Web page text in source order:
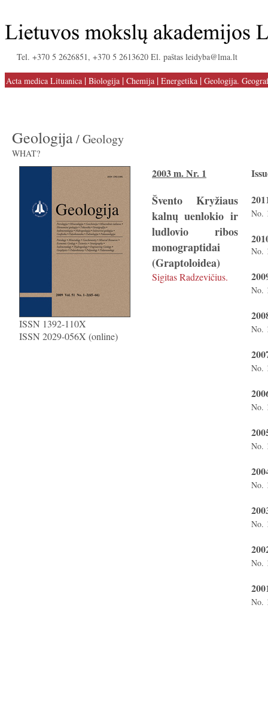
Tel. +370 5 2626851, +370 5 2613620 El. paštas leidyba@lma.lt
Acta medica Lituanica | Biologija | Chemija | Energetika | Geologija.
Geologija/ Geology
WHAT?
ISSN 1392-110X
ISSN 2029-056X (online)
2003 m. Nr. 1
Švento Kryžiaus
kalnų uenlokio ir
ludlovio ribos
monograptidai
(Graptoloidea)
Sigitas Radzevičius.
No.
No.
No.
No.
No.
No.
No.
No.
No.
No.
No.